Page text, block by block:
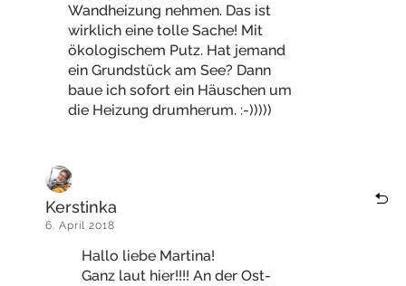
Wandheizung nehmen. Das ist
wirklich eine tolle Sache! Mit
ökologischem Putz. Hat jemand
ein Grundstück am See? Dann
baue ich sofort ein Häuschen um
die Heizung drumherum. :-)))))
Kerstinka
6. April 2018
Hallo liebe Martina!
Ganz laut hier!!!! An der Ost-